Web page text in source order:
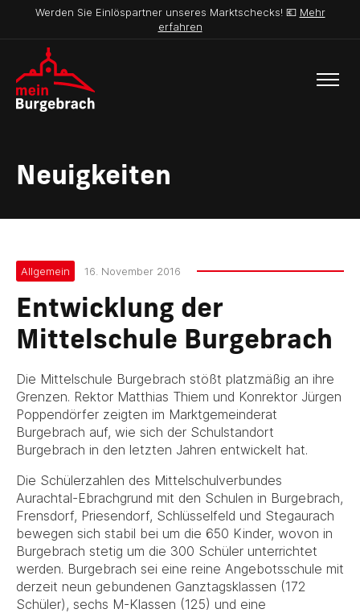
Werden Sie Einlöspartner unseres Marktschecks! 💶 Mehr
erfahren
Neuigkeiten
Allgemein 16. November 2016
Entwicklung der
Mittelschule Burgebrach
Die Mittelschule Burgebrach stößt platzmäßig an ihre
Grenzen. Rektor Matthias Thiem und Konrektor Jürgen
Poppendörfer zeigten im Marktgemeinderat
Burgebrach auf, wie sich der Schulstandort
Burgebrach in den letzten Jahren entwickelt hat.
Die Schülerzahlen des Mittelschulverbundes
Aurachtal-Ebrachgrund mit den Schulen in Burgebrach,
Frensdorf, Priesendorf, Schlüsselfeld und Stegaurach
bewegen sich stabil bei um die 650 Kinder, wovon in
Burgebrach stetig um die 300 Schüler unterrichtet
werden. Burgebrach sei eine reine Angebotsschule mit
derzeit neun gebundenen Ganztagsklassen (172
Schüler), sechs M-Klassen (125) und eine